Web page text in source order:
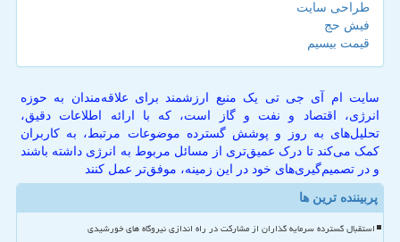
طراحی سایت
فیش حج
قیمت بیسیم
سایت ام آی جی تی یک منبع ارزشمند برای علاقه‌مندان به حوزه
انرژی، اقتصاد و نفت و گاز است، که با ارائه اطلاعات دقیق،
تحلیل‌های به روز و پوشش گسترده موضوعات مرتبط، به کاربران
کمک می‌کند تا درک عمیق‌تری از مسائل مربوط به انرژی داشته باشند
و در تصمیم‌گیری‌های خود در این زمینه، موفق‌تر عمل کنند
پربیننده ترین ها
استقبال گسترده سرمایه گذاران از مشارکت در راه اندازی نیروگاه های خورشیدی